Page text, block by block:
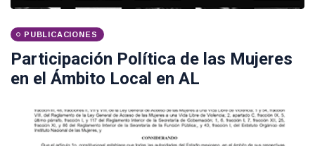
PUBLICACIONES
Participación Política de las Mujeres
en el Ámbito Local en AL